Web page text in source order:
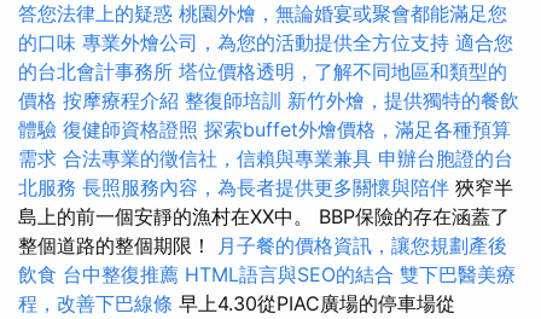
答您法律上的疑惑 桃園外燴，無論婚宴或聚會都能滿足您
的口味 專業外燴公司，為您的活動提供全方位支持 適合您
的台北會計事務所 塔位價格透明，了解不同地區和類型的
價格 按摩療程介紹 整復師培訓 新竹外燴，提供獨特的餐飲
體驗 復健師資格證照 探索buffet外燴價格，滿足各種預算
需求 合法專業的徵信社，信賴與專業兼具 申辦台胞證的台
北服務 長照服務內容，為長者提供更多關懷與陪伴 狹窄半
島上的前一個安靜的漁村在XX中。 BBP保險的存在涵蓋了
整個道路的整個期限！ 月子餐的價格資訊，讓您規劃產後
飲食 台中整復推薦 HTML語言與SEO的結合 雙下巴醫美療
程，改善下巴線條 早上4.30從PIAC廣場的停車場從